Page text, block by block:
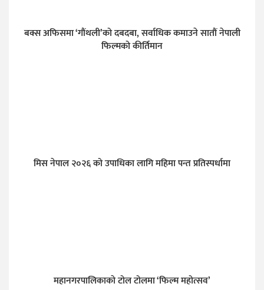
बक्स अफिसमा ‘गौंथली’को दबदबा, सर्वाधिक कमाउने सातौं नेपाली
फिल्मको कीर्तिमान
मिस नेपाल २०२६ को उपाधिका लागि महिमा पन्त प्रतिस्पर्धामा
महानगरपालिकाकाे टोल टोलमा ‘फिल्म महोत्सव’